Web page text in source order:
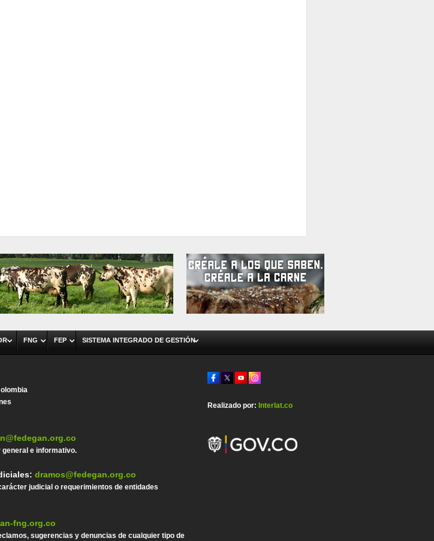
FNG FEP SISTEMA INTEGRADO DE GESTIÓN
e informativo.
dramos@fedegan.org.co
judicial o requerimientos de entidades
fng.org.co
sugerencias y denuncias de cualquier tipo de
Realizado por:Interlat.co